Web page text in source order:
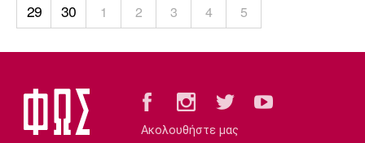
Λίβερπουλ
Μάντσεστερ
Σίτι
Γιουβέντους
Μίλαν Μπάγερν
29
30 1 2 3 4 5
Ακολουθήστε μας